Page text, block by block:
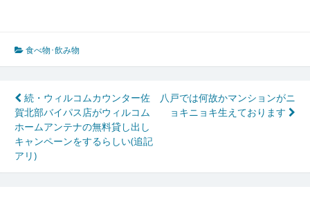
食べ物･飲み物
投
稿
ナ
ビ
続・ウィルコムカウンター佐
賀北部バイパス店がウィルコム
ホームアンテナの無料貸し出し
キャンペーンをするらしい(追記
アリ)
八戸では何故かマンションがニ
ョキニョキ生えております